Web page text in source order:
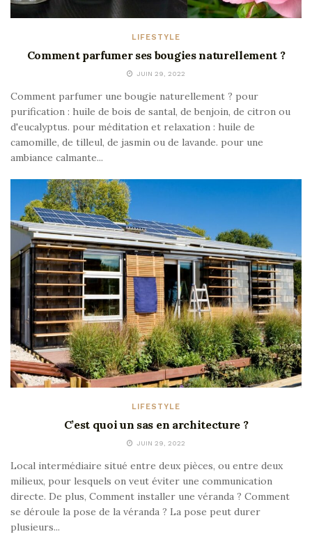
LIFESTYLE
Comment parfumer ses bougies naturellement ?
JUIN 29, 2022
Comment parfumer une bougie naturellement ? pour
purification : huile de bois de santal, de benjoin, de citron ou
d'eucalyptus. pour méditation et relaxation : huile de
camomille, de tilleul, de jasmin ou de lavande. pour une
ambiance calmante...
LIFESTYLE
C’est quoi un sas en architecture ?
JUIN 29, 2022
Local intermédiaire situé entre deux pièces, ou entre deux
milieux, pour lesquels on veut éviter une communication
directe. De plus, Comment installer une véranda ? Comment
se déroule la pose de la véranda ? La pose peut durer
plusieurs...